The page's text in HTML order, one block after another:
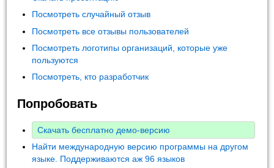
Посмотреть случайный отзыв
Посмотреть все отзывы пользователей
Посмотреть логотипы организаций, которые уже
пользуются
Посмотреть, кто разработчик
Попробовать
Скачать бесплатно демо-версию
Найти международную версию программы на другом
языке. Поддерживаются аж 96 языков